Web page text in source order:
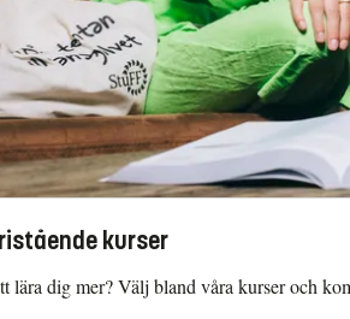
kurser
lära dig mer? Välj bland våra kurser och